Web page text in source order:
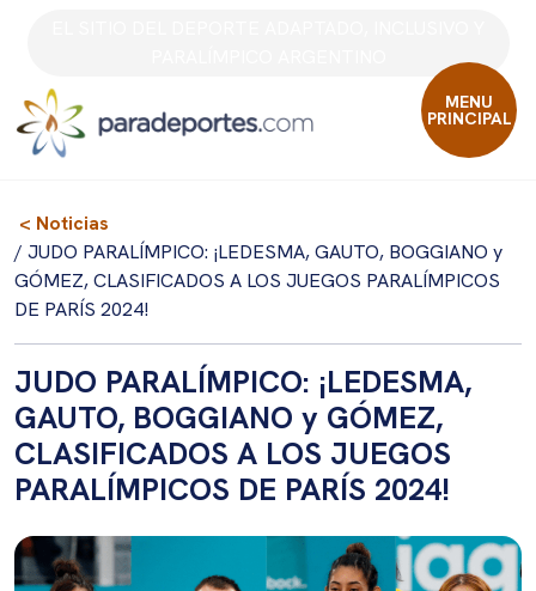
MENU
PRINCIPAL
< Noticias
/ JUDO PARALÍMPICO: ¡LEDESMA, GAUTO, BOGGIANO y
GÓMEZ, CLASIFICADOS A LOS JUEGOS PARALÍMPICOS
DE PARÍS 2024!
JUDO PARALÍMPICO: ¡LEDESMA,
GAUTO, BOGGIANO y GÓMEZ,
CLASIFICADOS A LOS JUEGOS
PARALÍMPICOS DE PARÍS 2024!